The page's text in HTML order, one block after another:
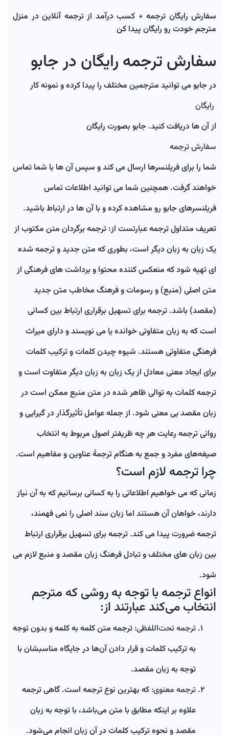
فریلنسرها
4
پروژه ها
سفارش رایگان ترجمه + کسب درآمد از ترجمه آنلاین در منزل
مترجم خودت رو رایگان پیدا کن
سفارش ترجمه رایگان در جابو
در جابو می توانید مترجمین مختلف را پیدا کرده و نمونه کار
رایگان
از آن ها دریافت کنید. جابو بصورت رایگان
سفارش ترجمه
شما را برای فریلنسرها ارسال می کند و سپس آن ها با شما تماس
خواهند گرفت. همچنین شما می توانید اطلاعات تماس
فریلنسرهای جابو رو مشاهده کرده و با آن ها در ارتباط باشید.
تعریف متداول ترجمه عبارتست از: ترجمه برگردان متن مکتوب از
یک زبان به زبان دیگر است، بطوری که متن جدید و ترجمه شده
ای تهیه شود که منعکس کننده محتوا و برداشت های فرهنگی از
متن اصلی (منبع) و رسومات و فرهنگ مخاطب متن جدید
(مقصد) باشد. ترجمه برای تسهیل برقراری ارتباط بین کسانی
است که به زبان متفاوتی خوانده یا می نویسند و دارای میراث
فرهنگی متفاوتی هستند. شیوه چیدن کلمات و ترکیب کلمات
برای ایجاد معنی معادل از یک زبان به زبان دیگر متفاوت است و
ترجمه کلمات به توالی ظاهر شده در متن منبع ممکن است در
زبان مقصد بی معنی شود. از جمله عوامل تأثیرگذار در گیرایی و
روانی ترجمه رعایت هر چه ظریفتر اصول مربوط به انتخاب
صیغه‌های مفرد و جمع به هنگام ترجمهٔ عناوین و مفاهیم است.
چرا ترجمه لازم است؟
زمانی که می خواهیم اطلاعاتی را به کسانی برسانیم که به آن نیاز
دارند، خواهان آن هستند اما زبان سند اصلی را نمی فهمند،
ترجمه ضرورت پیدا می کند. ترجمه برای تسهیل برقراری ارتباط
بین زبان های مختلف و تبادل فرهنگ زبان مقصد و منبع لازم می
شود.
انواع ترجمه با توجه به روشی که مترجم
انتخاب می‌کند عبارتند از:
ترجمه تحت‌اللفظی: ترجمه متن کلمه به کلمه و بدون توجه
به ترکیب کلمات و قرار دادن آن‌ها در جایگاه مناسبشان با
توجه به زبان مقصد.
ترجمه معنوی: که بهترین نوع ترجمه است. گاهی ترجمه
علاوه بر اینکه مطابق با متن می‌باشد، با توجه به زبان
مقصد و نحوه ترکیب کلمات در آن زبان انجام می‌شود.